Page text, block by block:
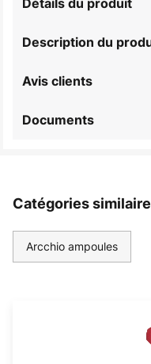
Description du
Détails du produit
Avis clients
Documents
Catégories
Arcchio ampoules